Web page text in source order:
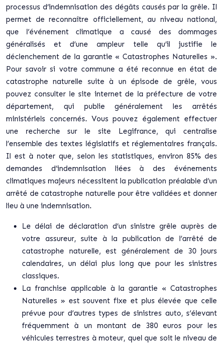
processus d’indemnisation des dégâts causés par la grêle. Il
permet de reconnaître officiellement, au niveau national,
que l’événement climatique a causé des dommages
généralisés et d’une ampleur telle qu’il justifie le
déclenchement de la garantie « Catastrophes Naturelles ».
Pour savoir si votre commune a été reconnue en état de
catastrophe naturelle suite à un épisode de grêle, vous
pouvez consulter le site internet de la préfecture de votre
département, qui publie généralement les arrêtés
ministériels concernés. Vous pouvez également effectuer
une recherche sur le site Legifrance, qui centralise
l’ensemble des textes législatifs et réglementaires français.
Il est à noter que, selon les statistiques, environ 85% des
demandes d’indemnisation liées à des événements
climatiques majeurs nécessitent la publication préalable d’un
arrêté de catastrophe naturelle pour être validées et donner
lieu à une indemnisation.
Le délai de déclaration d’un sinistre grêle auprès de
votre assureur, suite à la publication de l’arrêté de
catastrophe naturelle, est généralement de 30 jours
calendaires, un délai plus long que pour les sinistres
classiques.
La franchise applicable à la garantie « Catastrophes
Naturelles » est souvent fixe et plus élevée que celle
prévue pour d’autres types de sinistres auto, s’élevant
fréquemment à un montant de 380 euros pour les
véhicules terrestres à moteur, quel que soit le niveau de